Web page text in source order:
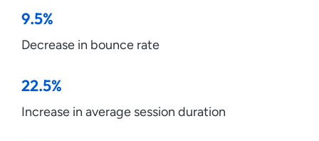
9.5%
Decrease in bounce rate
22.5%
Increase in average session duration